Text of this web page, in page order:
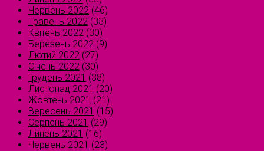
Червень 2022 (46)
Травень 2022 (33)
Квітень 2022 (30)
Березень 2022 (9)
Лютий 2022 (27)
Січень 2022 (30)
Грудень 2021 (38)
Листопад 2021 (20)
Жовтень 2021 (21)
Вересень 2021 (15)
Серпень 2021 (29)
Липень 2021 (16)
Червень 2021 (23)